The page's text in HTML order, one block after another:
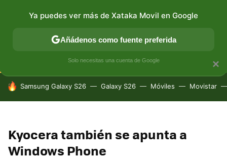
CONECTIVIDAD MÓVIL Y SOCIEDAD APLICACIONES
HOY SE HABLA DE
Samsung Galaxy S26 Galaxy S26 Móviles Movistar
Kyocera también se apunta a
Windows Phone
×
Ya puedes ver más de Xataka Movil en Google
Añádenos como fuente preferida
Solo necesitas una cuenta de Google